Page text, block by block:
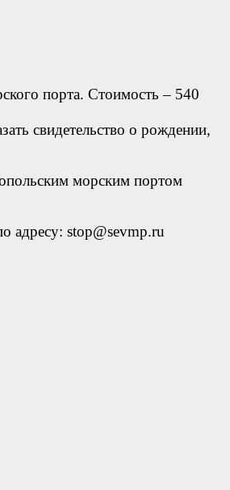
порта. Стоимость – 540
свидетельство о рождении,
морским портом
адресу: stop@sevmp.ru